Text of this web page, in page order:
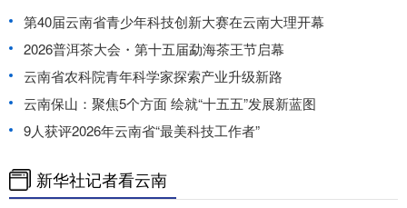
第40届云南省青少年科技创新大赛在云南大理开幕
2026普洱茶大会・第十五届勐海茶王节启幕
云南省农科院青年科学家探索产业升级新路
云南保山：聚焦5个方面 绘就“十五五”发展新蓝图
9人获评2026年云南省“最美科技工作者”
新华社记者看云南